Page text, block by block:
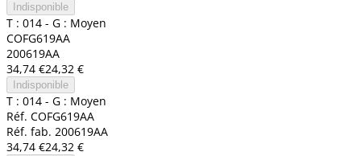
Indisponible
T : 014 - G : Moyen
COFG619AA
200619AA
34,74 €24,32 €
Indisponible
T : 014 - G : Moyen
Réf. COFG619AA
Réf. fab. 200619AA
34,74 €24,32 €